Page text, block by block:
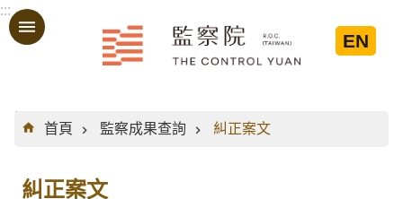
跳到主要內容區塊
:::
EN
:::
首頁
監察成果查詢 糾正案文
糾正案文